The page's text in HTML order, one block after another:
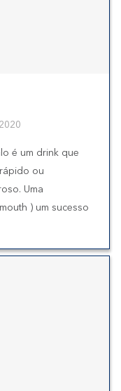
é um drink que
ou
Uma
) um sucesso